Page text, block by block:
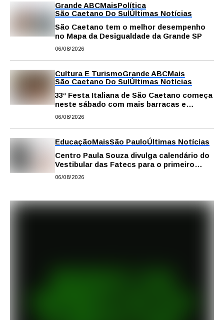
Grande ABCMaisPolítica
São Caetano Do SulÚltimas Notícias
São Caetano tem o melhor desempenho
no Mapa da Desigualdade da Grande SP
06/08/2026
Cultura E TurismoGrande ABCMais
São Caetano Do SulÚltimas Notícias
33ª Festa Italiana de São Caetano começa
neste sábado com mais barracas e
novidades em decoração e atrações
06/08/2026
EducaçãoMaisSão PauloÚltimas Notícias
Centro Paula Souza divulga calendário do
Vestibular das Fatecs para o primeiro
semestre de 2027
06/08/2026